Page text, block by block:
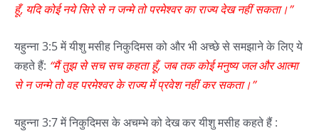
हूँ, यदि कोई नये सिरे से न जन्मे तो परमेश्वर का राज्य देख नहीं सकता।”
यहुन्ना 3:5 में यीशु मसीह निकुदिमस को और भी अच्छे से समझाने के लिए ये
कहते हैं: “मैं तुझ से सच सच कहता हूँ, जब तक कोई मनुष्य जल और आत्मा
से न जन्मे तो वह परमेश्वर के राज्य में प्रवेश नहीं कर सकता।”
यहुन्ना 3:7 में निकुदिमस के अचम्भे को देख कर यीशु मसीह कहते हैं :